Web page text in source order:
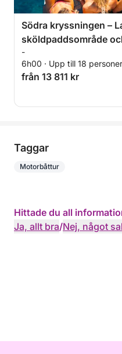
Södra kryssningen –
sköldpaddsområde
grottorna
-
6h00 · Upp till 18 personer
från 13 811 kr
Taggar
Motorbåttur
Hittade du all
Ja, allt bra/Nej, något